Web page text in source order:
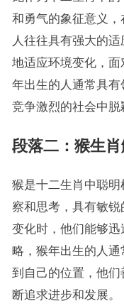
和勇气的象征意义
人往往具有强大的
地适应环境变化，
年出生的人通常具
竞争激烈的社会中脱
段落二：猴生
猴是十二生肖中聪
察和思考，具有敏
变化时，他们能够
略，猴年出生的人
到自己的位置，他
断追求进步和发展。